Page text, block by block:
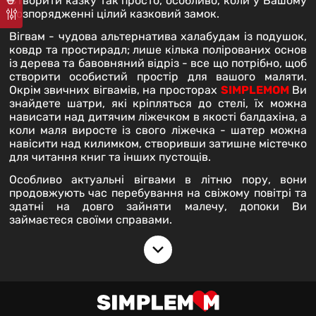
оформлення
особистого
простору
дитини.
У
ньому
можна
читати,
грати,
ховатися
..
розпорядженні цілий казковий замок.
Вігвам - чудова альтернатива халабудам із подушок,
ковдр та простирадл; лише кілька полірованих основ
із дерева та бавовняний відріз - все що потрібно, щоб
створити особистий простір для вашого маляти.
Окрім звичних вігвамів, на просторах SIMPLEMOMВи
знайдете шатри, які кріпляться до стелі, їх можна
нависати над дитячим ліжечком в якості балдахіна, а
коли маля виросте із свого ліжечка - шатер можна
навісити над килимком, створивши затишне містечко
для читання книг та інших пустощів.
Особливо актуальні вігвами в літню пору, вони
продовжують час перебування на свіжому повітрі та
здатні на довго зайняти малечу, допоки Ви
займаєтеся своїми справами.